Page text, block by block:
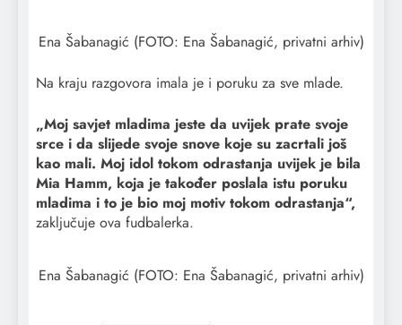
Ena Šabanagić (FOTO: Ena Šabanagić, privatni arhiv)
Na kraju razgovora imala je i poruku za sve mlade.
„Moj savjet mladima jeste da uvijek prate svoje
srce i da slijede svoje snove koje su zacrtali još
kao mali. Moj idol tokom odrastanja uvijek je bila
Mia Hamm, koja je također poslala istu poruku
mladima i to je bio moj motiv tokom odrastanja“,
zaključuje ova fudbalerka.
Ena Šabanagić (FOTO: Ena Šabanagić, privatni arhiv)